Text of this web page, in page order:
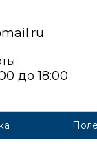
до 18:00